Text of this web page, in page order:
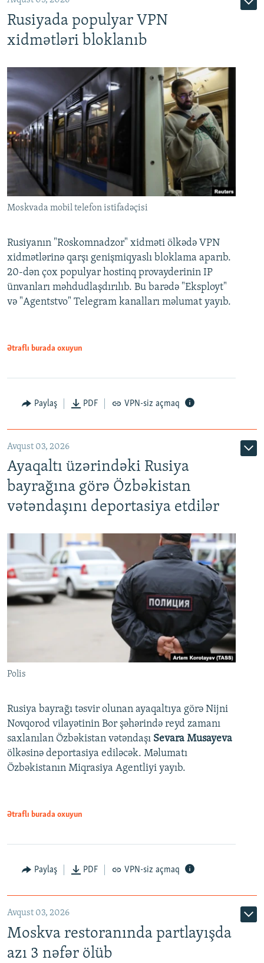
Rusiyada populyar VPN
xidmətləri bloklanıb
Moskvada mobil telefon istifadəçisi
Rusiyanın "Roskomnadzor" xidməti ölkədə VPN
xidmətlərinə qarşı genişmiqyaslı bloklama aparıb.
20-dən çox populyar hostinq provayderinin IP
ünvanları məhdudlaşdırılıb. Bu barədə "Eksployt"
və "Agentstvo" Telegram kanalları məlumat yayıb.
Ətraflı burada oxuyun
Paylaş PDF VPN-siz açmaq
Avqust 03, 2026
Ayaqaltı üzərindəki Rusiya
bayrağına görə Özbəkistan
vətəndaşını deportasiya etdilər
Polis
Rusiya bayrağı təsvir olunan ayaqaltıya görə Nijni
Novqorod vilayətinin Bor şəhərində reyd zamanı
saxlanılan Özbəkistan vətəndaşı Sevara Musayeva
ölkəsinə deportasiya ediləcək. Məlumatı
Özbəkistanın Miqrasiya Agentliyi yayıb.
Ətraflı burada oxuyun
Paylaş PDF VPN-siz açmaq
Avqust 03, 2026
Moskva restoranında partlayışda
azı 3 nəfər ölüb